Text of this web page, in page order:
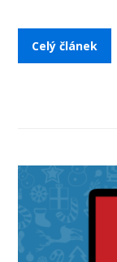
Celý článek